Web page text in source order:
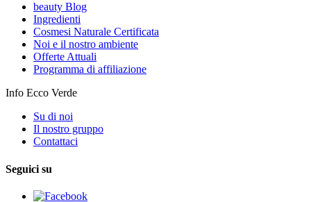
beauty Blog
Ingredienti
Cosmesi Naturale Certificata
Noi e il nostro ambiente
Offerte Attuali
Programma di affiliazione
Info Ecco Verde
Su di noi
Il nostro gruppo
Contattaci
Seguici su